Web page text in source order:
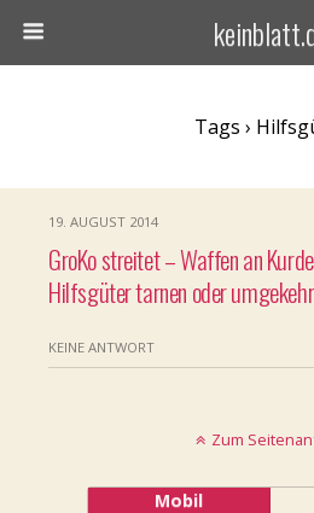
Tags ›
19. AUGUST 2014
GroKo streitet – Waffen an
Hilfsgüter tarnen oder
KEINE ANTWORT
Zum
Mobil